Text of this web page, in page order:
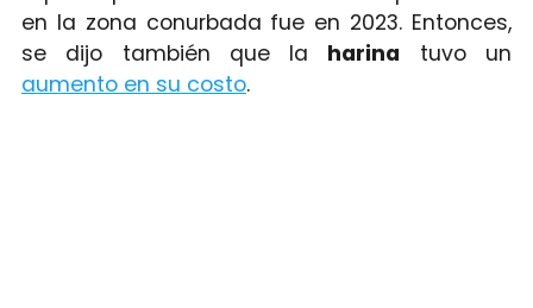
en la zona conurbada fue en 2023. Entonces,
se dijo también que la harina tuvo un
aumento en su costo.